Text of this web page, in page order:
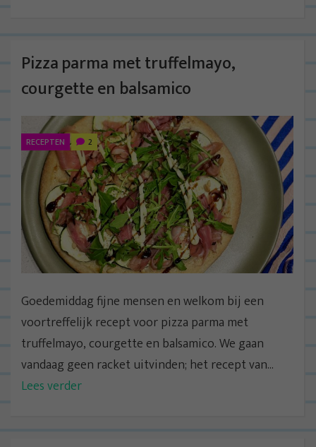
Pizza parma met truffelmayo,
courgette en balsamico
RECEPTEN 2
Goedemiddag fijne mensen en welkom bij een
voortreffelijk recept voor pizza parma met
truffelmayo, courgette en balsamico. We gaan
vandaag geen racket uitvinden; het recept van...
Lees verder